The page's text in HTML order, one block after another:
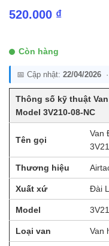
520.000 ₫
Còn hàng
📅 Cập nhật: 22/04/2026
Thông số kỹ thuật
Model 3V210-08-NC
Tên gọi
Van
Thương hiệu
Xuất xứ Đài
Model
Loại van Van